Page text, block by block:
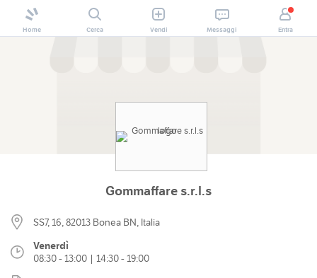
Home Cerca Vendi Messaggi Entra
Gommaffare s.r.l.s
SS7, 16, 82013 Bonea BN, Italia
Venerdì
08:30 - 13:00 | 14:30 - 19:00